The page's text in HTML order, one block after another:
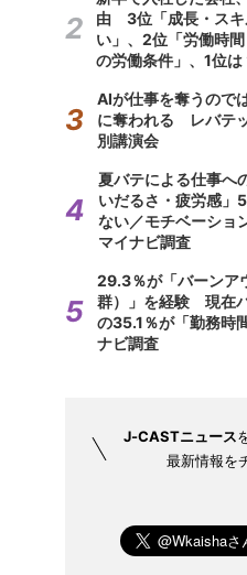
由 3位「成長・スキ
い」、2位「労働時
の労働条件」、1位は
AIが仕事を奪うので
に奪われる レバテ
別講演会
夏バテによる仕事
いだるさ・疲労感」
ない／モチベーシ
マイナビ調査
29.3％が「バーンア
群）」を経験 現在
の35.1％が「勤務時
ナビ調査
J-CASTニュース
最新情報を